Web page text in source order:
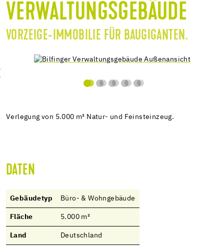
VERWALTUNGSGEBÄUDE
VORZEIGE-IMMOBILIE FÜR BAUGIGANTEN.
Verlegung von 5.000 m² Natur- und Feinsteinzeug.
DATEN
Gebäudetyp Büro- & Wohngebäude
Fläche 5.000 m²
Land Deutschland